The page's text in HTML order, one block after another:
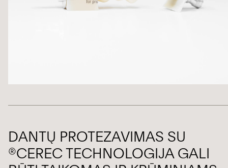
DANTŲ PROTEZAVIMAS SU
®CEREC TECHNOLOGIJA GALI